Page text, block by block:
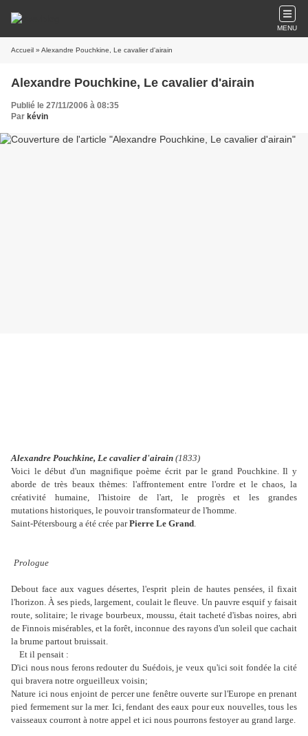
MENU
Accueil » Alexandre Pouchkine, Le cavalier d'airain
Alexandre Pouchkine, Le cavalier d'airain
Publié le 27/11/2006 à 08:35
Par kévin
Alexandre Pouchkine, Le cavalier d'airain (1833)
Voici le début d'un magnifique poème écrit par le grand Pouchkine. Il y
aborde de très beaux thèmes: l'affrontement entre l'ordre et le chaos, la
créativité humaine, l'histoire de l'art, le progrès et les grandes
mutations historiques, le pouvoir transformateur de l'homme.
Saint-Pétersbourg a été crée parPierre Le Grand.
Prologue
Debout face aux vagues désertes, l'esprit plein de hautes pensées, il fixait
l'horizon. À ses pieds, largement, coulait le fleuve. Un pauvre esquif y faisait
route, solitaire; le rivage bourbeux, moussu, était tacheté d'isbas noires, abri
de Finnois misérables, et la forêt, inconnue des rayons d'un soleil que cachait
la brume partout bruissait.
Et il pensait :
D'ici nous nous ferons redouter du Suédois, je veux qu'ici soit fondée la cité
qui bravera notre orgueilleux voisin;
Nature ici nous enjoint de percer une fenêtre ouverte sur l'Europe en prenant
pied fermement sur la mer. Ici, fendant des eaux pour eux nouvelles, tous les
vaisseaux courront à notre appel et ici nous pourrons festoyer au grand large.